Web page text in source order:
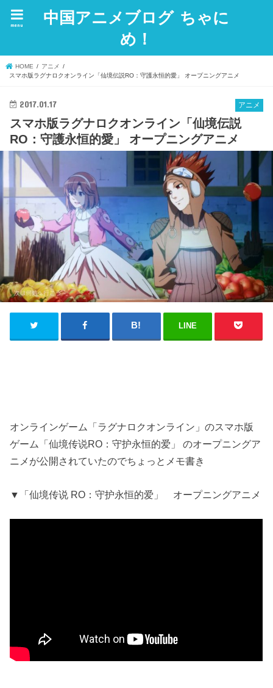
中国アニメブログ ちゃに
め！
menu
HOME
アニメ
スマホ版ラグナロクオンライン「仙境伝説RO：守護永恒的愛」 オープニングアニメ
アニメ
2017.01.17
スマホ版ラグナロクオンライン「仙境伝説
RO：守護永恒的愛」 オープニングアニメ
LINE
オンラインゲーム「ラグナロクオンライン」のスマホ版
ゲーム「仙境传说RO：守护永恒的爱」 のオープニングア
ニメが公開されていたのでちょっとメモ書き
▼「仙境传说 RO：守护永恒的爱」 オープニングアニメ